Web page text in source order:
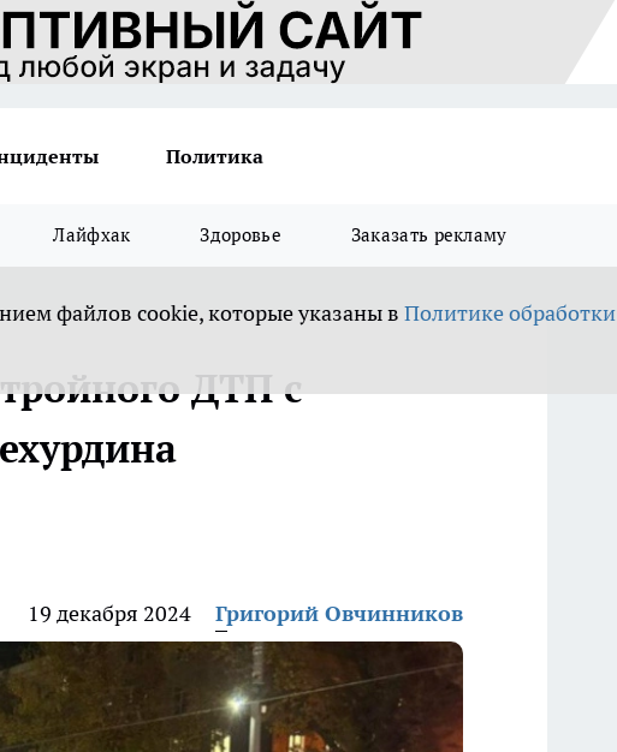
Политика
Лайфхак Здоровье Заказать рекламу
файлов cookie, которые указаны в Политике обработки
ДТП с
19 декабря 2024 Григорий Овчинников